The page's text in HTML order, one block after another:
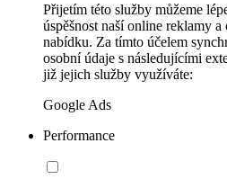
Přijetím této služby můžeme
úspěšnost naší online reklamy
nabídku. Za tímto účelem
osobní údaje s následujícími
již jejich služby využíváte:
Google Ads
Performance